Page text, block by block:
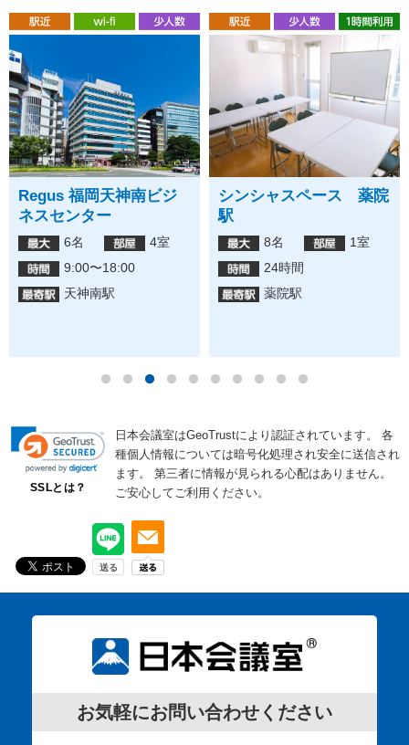
Regus 福岡天神南ビジ
ネスセンター
6名
4室
9:00〜18:00
天神南駅
シンシャスペース 薬院
駅
8名
1室
24時間
薬院駅
SSLとは？
日本会議室はGeoTrustにより認証されています。
各
種個人情報については暗号化処理され安全に送信され
ます。
第三者に情報が見られる心配はありません。
ご安心してご利用ください。
お気軽にお問い合わせください